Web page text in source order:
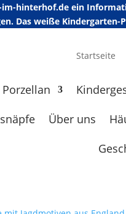
im-hinterhof.de ein
Das weiße Kindergarten-
Startseite
Über uns